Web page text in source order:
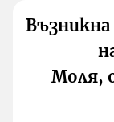
Моля,